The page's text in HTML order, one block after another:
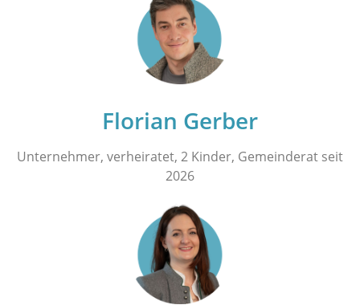
Florian Gerber
Unternehmer, verheiratet, 2 Kinder, Gemeinderat seit
2026